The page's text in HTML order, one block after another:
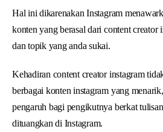
Hal ini dikarenakan Instagram
konten yang berasal dari content creator
dan topik yang anda sukai.
Kehadiran content creator instagram
berbagai konten instagram yang
pengaruh bagi pengikutnya berkat
dituangkan di Instagram.